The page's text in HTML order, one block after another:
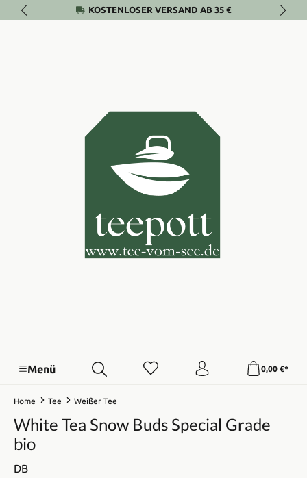
Zum Hauptinhalt springenKOSTENLOSER VERSAND AB 35 €
Menü 0,00 €*
Home Tee Weißer Tee
White Tea Snow Buds Special Grade
bio
DB